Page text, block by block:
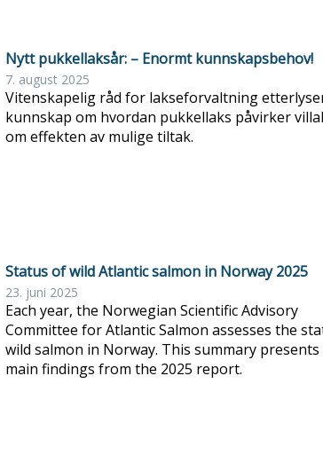
Nytt pukkellaksår: – Enormt kunnskapsbehov!
7. august 2025
Vitenskapelig råd for lakseforvaltning
kunnskap om hvordan pukkellaks påvirker
om effekten av mulige tiltak.
Status of wild Atlantic salmon in Norway 2025
23. juni 2025
Each year, the Norwegian Scientific Advisory
Committee for Atlantic Salmon assesses the
wild salmon in Norway. This summary presents
main findings from the 2025 report.